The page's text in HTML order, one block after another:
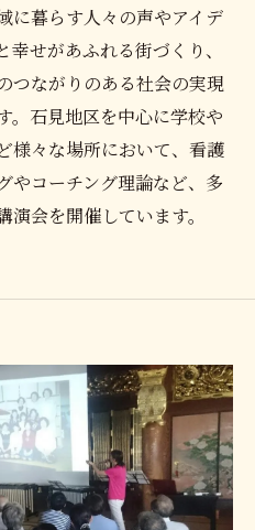
に暮らす人々の声やアイデ
せがあふれる街づくり、
つながりのある社会の実現
。石見地区を中心に学校や
様々な場所において、看護
やコーチング理論など、多
会を開催しています。